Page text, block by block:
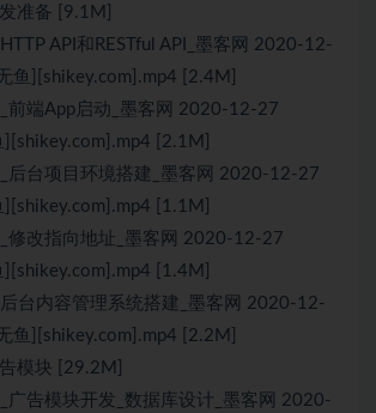
准备 [9.1M]
API和RESTful API_墨客网 2020-12-
鱼][shikey.com].mp4 [2.4M]
App启动_墨客网 2020-12-27
[2.1M]
项目环境搭建_墨客网 2020-12-27
[1.1M]
指向地址_墨客网 2020-12-27
[1.4M]
内容管理系统搭建_墨客网 2020-12-
鱼][shikey.com].mp4 [2.2M]
模块 [29.2M]
模块开发_数据库设计_墨客网 2020-